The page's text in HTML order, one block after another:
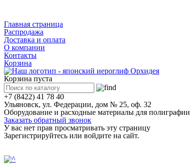
Главная страница
Распродажа
Доставка и оплата
О компании
Контакты
Корзина
Корзина пуста
+7 (8422) 41 78 40
Ульяновск, ул. Федерации, дом № 25, оф. 32
Оборудование и расходные материалы для полиграфии
Заказать обратный звонок
У вас нет прав просматривать эту страницу
Зарегистрируйтесь или войдите на сайт.